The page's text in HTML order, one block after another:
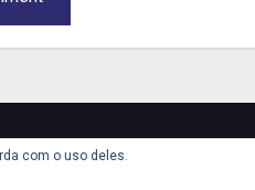
com o uso deles.